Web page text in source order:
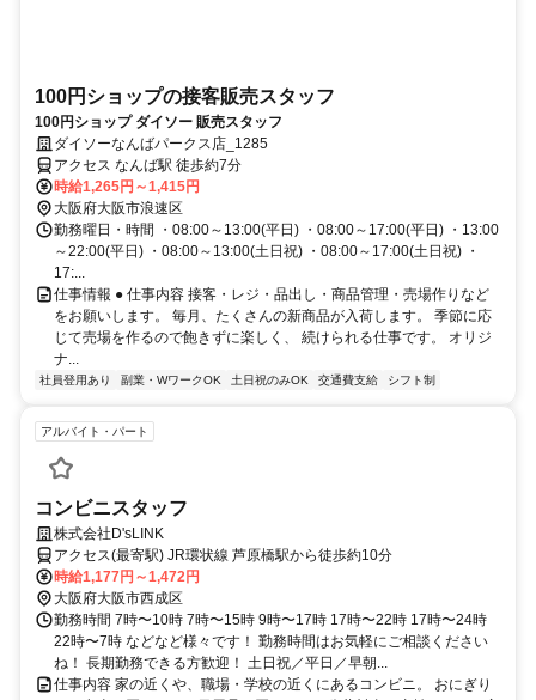
100円ショップの接客販売スタッフ
100円ショップ ダイソー 販売スタッフ
ダイソーなんばパークス店_1285
アクセス なんば駅 徒歩約7分
時給1,265円～1,415円
大阪府大阪市浪速区
勤務曜日・時間 ・08:00～13:00(平日) ・08:00～17:00(平日) ・13:00
～22:00(平日) ・08:00～13:00(土日祝) ・08:00～17:00(土日祝) ・
17:...
仕事情報 ● 仕事内容 接客・レジ・品出し・商品管理・売場作りなど
をお願いします。 毎月、たくさんの新商品が入荷します。 季節に応
じて売場を作るので飽きずに楽しく、 続けられる仕事です。 オリジ
ナ...
社員登用あり 副業・WワークOK 土日祝のみOK 交通費支給 シフト制
アルバイト・パート
コンビニスタッフ
株式会社D'sLINK
アクセス(最寄駅) JR環状線 芦原橋駅から徒歩約10分
時給1,177円～1,472円
大阪府大阪市西成区
勤務時間 7時〜10時 7時〜15時 9時〜17時 17時〜22時 17時〜24時
22時〜7時 などなど様々です！ 勤務時間はお気軽にご相談ください
ね！ 長期勤務できる方歓迎！ 土日祝／平日／早朝...
仕事内容 家の近くや、職場・学校の近くにあるコンビニ。 おにぎり